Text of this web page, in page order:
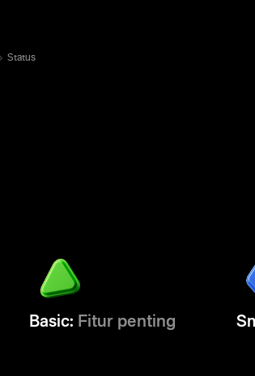
Status
Basic: Fitur penting